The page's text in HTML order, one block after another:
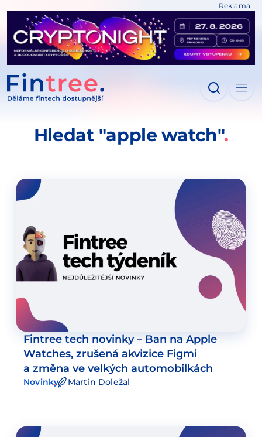
Reklama
Hledat "apple watch"
Fintree tech novinky – Ban na Apple
Watches, zrušená akvizice Figmi
a změna ve velkých automobilkách
Novinky Martin Doležal